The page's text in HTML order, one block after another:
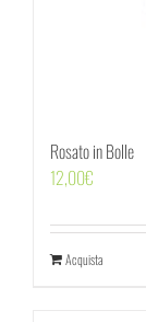
Rosato in Bolle
12,00€
Acquista